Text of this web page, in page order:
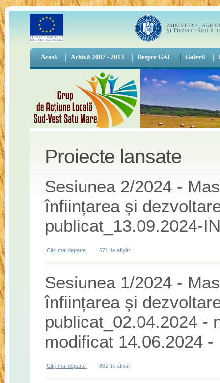
Acasă Arhivă 2007 - 2013 Despre GAL Galerii
Proiecte lansate
Sesiunea 2/2024 -
înființarea și
publicat_13.09.2024-
Citiți mai departe despre Sesiunea 2/2024 - Masura 2/3A - "Sprijin
671 de afişări
Sesiunea 1/2024 -
înființarea și
publicat_02.04.2024 -
modificat 14.06.2024 -
Citiți mai departe
despre Sesiunea 1/2024 - Masura 2/3A - "Sprijin
882 de afişări